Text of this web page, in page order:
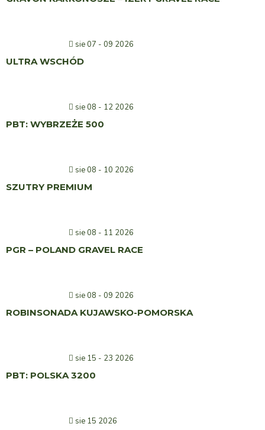
sie 07 - 09 2026
ULTRA WSCHÓD
sie 08 - 12 2026
PBT: WYBRZEŻE 500
sie 08 - 10 2026
SZUTRY PREMIUM
sie 08 - 11 2026
PGR – POLAND GRAVEL RACE
sie 08 - 09 2026
ROBINSONADA KUJAWSKO-POMORSKA
sie 15 - 23 2026
PBT: POLSKA 3200
sie 15 2026